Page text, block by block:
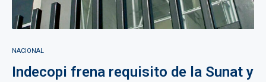
NACIONAL
Indecopi frena requisito de la Sunat y